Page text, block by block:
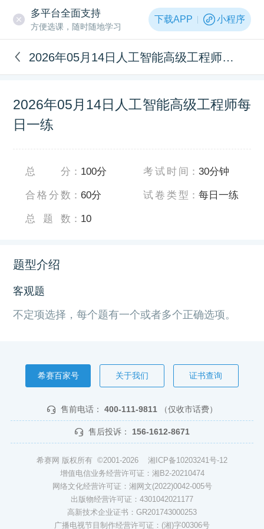
多平台全面支持
方便选课，随时随地学习
下载APP 小程序
2026年05月14日人工智能高级工程师每日一练
2026年05月14日人工智能高级工程师每
日一练
总分 ： 100分
合格分数 ：60分
总题数 ： 10
考试时间 ：30分钟
试卷类型 ：每日一练
题型介绍
客观题
不定项选择，每个题有一个或者多个正确选项。
希赛百家号 关于我们 证书查询
售前电话： 400-111-9811 （仅收市话费）
售后投诉： 156-1612-8671
希赛网 版权所有 ©2001-2026 湘ICP备10203241号-12
增值电信业务经营许可证：湘B2-20210474
网络文化经营许可证：湘网文(2022)0042-005号
出版物经营许可证：4301042021177
高新技术企业证书：GR201743000253
广播电视节目制作经营许可证：(湘)字00306号